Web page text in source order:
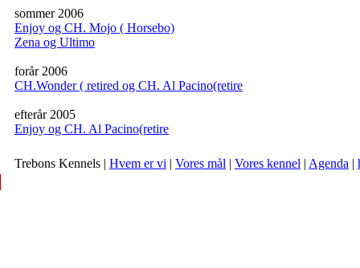
sommer 2006
Enjoy og CH. Mojo ( Horsebo)
Zena og Ultimo
forår 2006
CH.Wonder ( retired og CH. Al Pacino(retire
efterår 2005
Enjoy og CH. Al Pacino(retire
Trebons Kennels | Hvem er vi | Vores mål | Vores kennel | Agenda |